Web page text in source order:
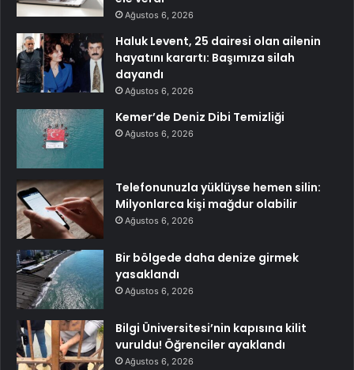
Ağustos 6, 2026
Haluk Levent, 25 dairesi olan ailenin
hayatını karartı: Başımıza silah
dayandı
Ağustos 6, 2026
Kemer’de Deniz Dibi Temizliği
Ağustos 6, 2026
Telefonunuzla yüklüyse hemen silin:
Milyonlarca kişi mağdur olabilir
Ağustos 6, 2026
Bir bölgede daha denize girmek
yasaklandı
Ağustos 6, 2026
Bilgi Üniversitesi’nin kapısına kilit
vuruldu! Öğrenciler ayaklandı
Ağustos 6, 2026